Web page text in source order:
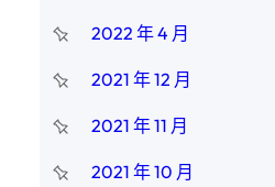
2022 年 4 月
2021 年 12 月
2021 年 11 月
2021 年 10 月